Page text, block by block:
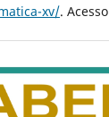
xv/.